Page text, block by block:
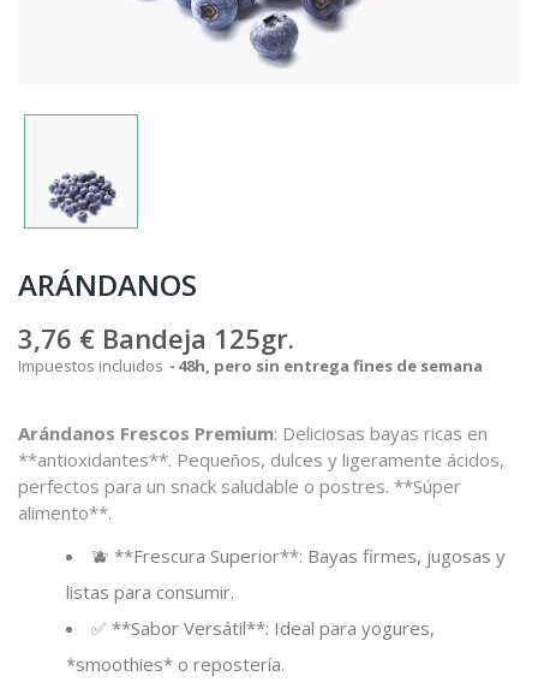
ARÁNDANOS
3,76 € Bandeja 125gr.
Impuestos incluidos 48h, pero sin entrega fines de semana
Arándanos Frescos Premium: Deliciosas bayas ricas en
**antioxidantes**. Pequeños, dulces y ligeramente ácidos,
perfectos para un snack saludable o postres. **Súper
alimento**.
🫐 **Frescura Superior**: Bayas firmes, jugosas y
listas para consumir.
✅ **Sabor Versátil**: Ideal para yogures,
*smoothies* o repostería.